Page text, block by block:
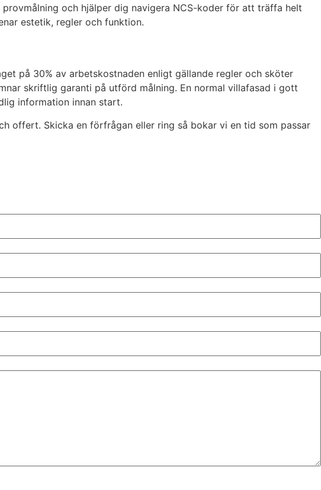
och hjälper dig navigera NCS-koder för att träffa helt
estetik, regler och funktion.
på 30% av arbetskostnaden enligt gällande regler och sköter
skriftlig garanti på utförd målning. En normal villafasad i gott
information innan start.
offert. Skicka en förfrågan eller ring så bokar vi en tid som passar